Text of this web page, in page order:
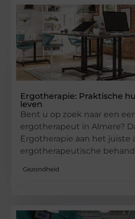
Ergotherapie: Praktische
leven
Bent u op zoek naar een
ergotherapeut in Almere?
Ergotherapie aan het juiste
ergotherapeutische
Gezondheid